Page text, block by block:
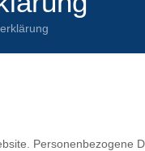
Personenbezogene